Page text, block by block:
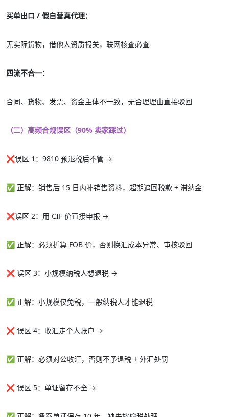
买单出口 / 假自营真代理：
无实际货物，借他人资质报关，联网核查必查
四流不合一：
合同、货物、发票、资金主体不一致，无合理理由直接驳回
（二）高频合规误区（90% 卖家踩过）
❌误区 1：9810 预退税后不管 →
✅ 正解：销售后 15 日内补销售资料，超期追回税款 + 滞纳金
❌误区 2：用 CIF 价直接申报 →
✅ 正解：必须折算 FOB 价，否则换汇成本异常、审核驳回
❌ 误区 3：小规模纳税人想退税 →
✅ 正解：小规模仅免税，一般纳税人才能退税
❌ 误区 4：收汇走个人账户 →
✅ 正解：必须对公收汇，否则不予退税 + 外汇处罚
❌ 误区 5：单证留存不全 →